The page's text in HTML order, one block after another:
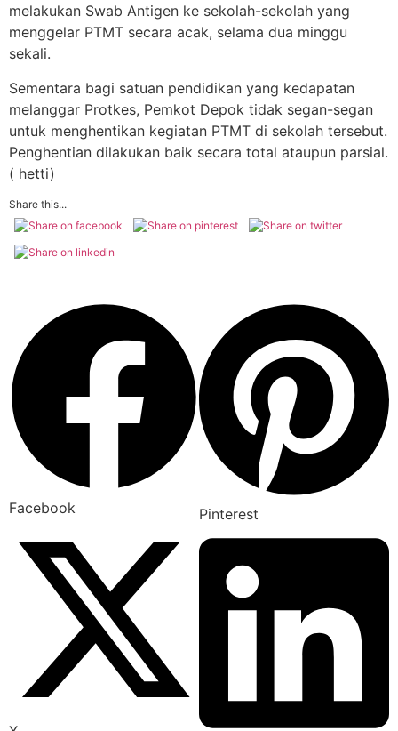
melakukan Swab Antigen ke sekolah-sekolah yang
menggelar PTMT secara acak, selama dua minggu
sekali.
Sementara bagi satuan pendidikan yang kedapatan
melanggar Protkes, Pemkot Depok tidak segan-segan
untuk menghentikan kegiatan PTMT di sekolah tersebut.
Penghentian dilakukan baik secara total ataupun parsial.
( hetti)
Share this...
Facebook Pinterest